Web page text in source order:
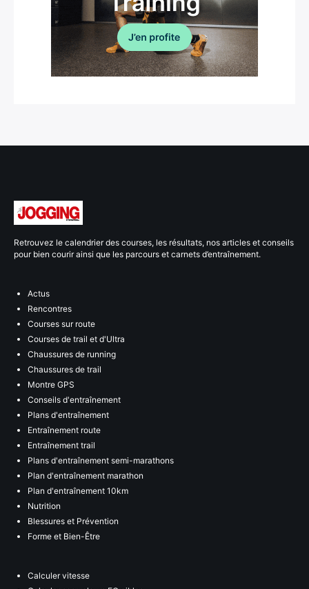
Retrouvez le calendrier des courses, les résultats, nos articles et conseils
pour bien courir ainsi que les parcours et carnets d’entraînement.
Actus
Rencontres
Courses sur route
Courses de trail et d'Ultra
Chaussures de running
Chaussures de trail
Montre GPS
Conseils d'entraînement
Plans d'entraînement
Entraînement route
Entraînement trail
Plans d'entraînement semi-marathons
Plan d'entraînement marathon
Plan d'entraînement 10km
Nutrition
Blessures et Prévention
Forme et Bien-Être
Calculer vitesse